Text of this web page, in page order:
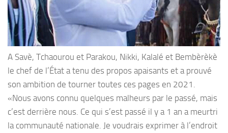
A Savè, Tchaourou et Parakou, Nikki, Kalalé et Bembèrèkè
le chef de l’État a tenu des propos apaisants et a prouvé
son ambition de tourner toutes ces pages en 2021.
«Nous avons connu quelques malheurs par le passé, mais
c’est derrière nous. Ce qui s’est passé il y a 1 an a meurtri
la communauté nationale. Je voudrais exprimer à l’endroit